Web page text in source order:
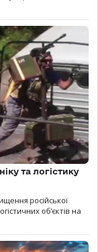
та логістику
російської
об’єктів на